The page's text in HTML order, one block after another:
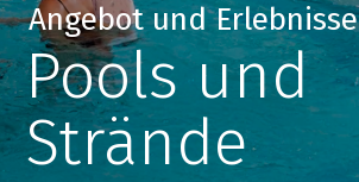
Angebot und Erlebnisse
Pools und
Strände